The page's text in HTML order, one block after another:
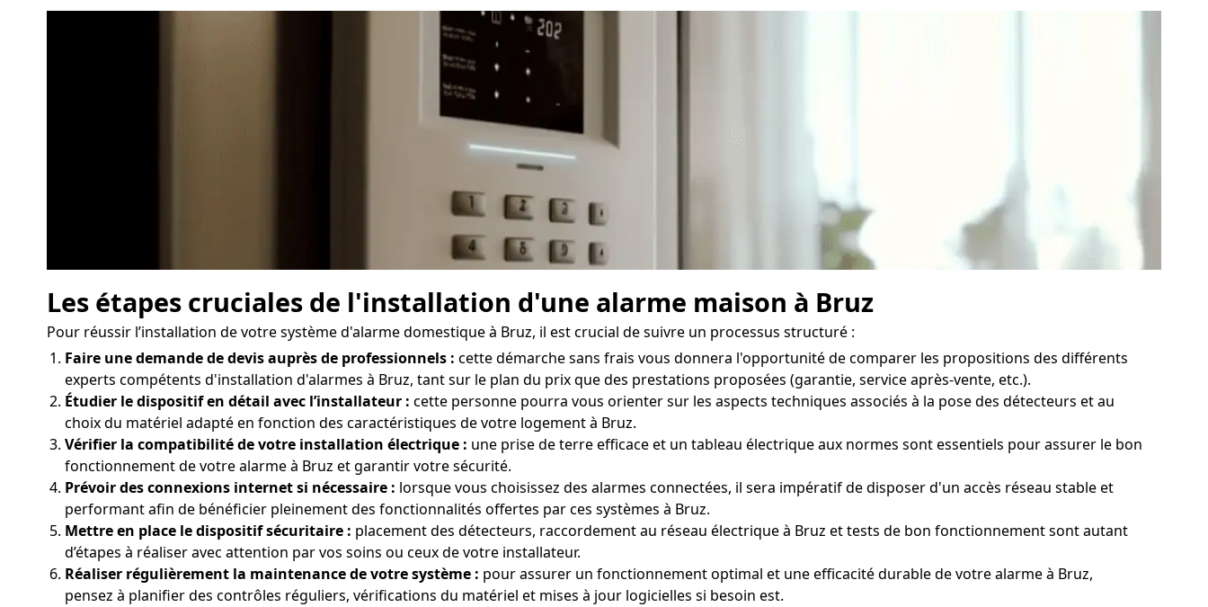
Les étapes cruciales de l'installation d'une alarme maison à Bruz
Pour réussir l’installation de votre système d'alarme domestique à Bruz, il est crucial de suivre un processus structuré :
Faire une demande de devis auprès de professionnels : cette démarche sans frais vous donnera l'opportunité de comparer les propositions des différents
experts compétents d'installation d'alarmes à Bruz, tant sur le plan du prix que des prestations proposées (garantie, service après-vente, etc.).
Étudier le dispositif en détail avec l’installateur : cette personne pourra vous orienter sur les aspects techniques associés à la pose des détecteurs et au
choix du matériel adapté en fonction des caractéristiques de votre logement à Bruz.
Vérifier la compatibilité de votre installation électrique : une prise de terre efficace et un tableau électrique aux normes sont essentiels pour assurer le bon
fonctionnement de votre alarme à Bruz et garantir votre sécurité.
Prévoir des connexions internet si nécessaire : lorsque vous choisissez des alarmes connectées, il sera impératif de disposer d'un accès réseau stable et
performant afin de bénéficier pleinement des fonctionnalités offertes par ces systèmes à Bruz.
Mettre en place le dispositif sécuritaire : placement des détecteurs, raccordement au réseau électrique à Bruz et tests de bon fonctionnement sont autant
d’étapes à réaliser avec attention par vos soins ou ceux de votre installateur.
Réaliser régulièrement la maintenance de votre système : pour assurer un fonctionnement optimal et une efficacité durable de votre alarme à Bruz,
pensez à planifier des contrôles réguliers, vérifications du matériel et mises à jour logicielles si besoin est.